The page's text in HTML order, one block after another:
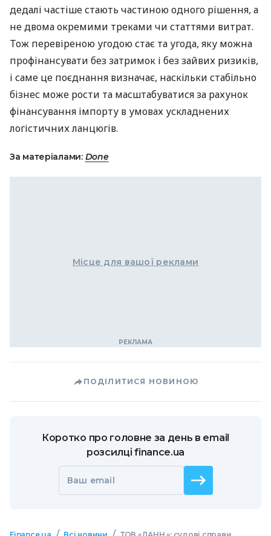
дедалі частіше стають частиною одного рішення, а
не двома окремими треками чи статтями витрат.
Тож перевіреною угодою стає та угода, яку можна
профінансувати без затримок і без зайвих ризиків,
і саме це поєднання визначає, наскільки стабільно
бізнес може рости та масштабуватися за рахунок
фінансування імпорту в умовах ускладнених
логістичних ланцюгів.
За матеріалами: Done
Місце для вашої реклами
ПОДІЛИТИСЯ НОВИНОЮ
Коротко про головне за день в email
розсилці finance.ua
Ваш email